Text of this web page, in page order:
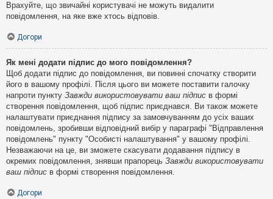
Врахуйте, що звичайні користувачі не можуть видалити
повідомлення, на яке вже хтось відповів.
Догори
Як мені додати підпис до мого повідомлення?
Щоб додати підпис до повідомлення, ви повинні спочатку створити
його в вашому профілі. Після цього ви можете поставити галочку
напроти пункту Завжди використовувати ваш підпис в формі
створення повідомлення, щоб підпис приєднався. Ви також можете
налаштувати приєднання підпису за замовчуванням до усіх ваших
повідомлень, зробивши відповідний вибір у параграфі "Відправлення
повідомлень" пункту "Особисті налаштування" у вашому профілі.
Незважаючи на це, ви зможете скасувати додавання підпису в
окремих повідомлення, знявши прапорець Завжди використовувати
ваш підпис в формі створення повідомлення.
Догори